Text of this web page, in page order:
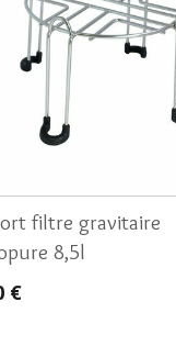
filtre gravitaire
8,5l
€